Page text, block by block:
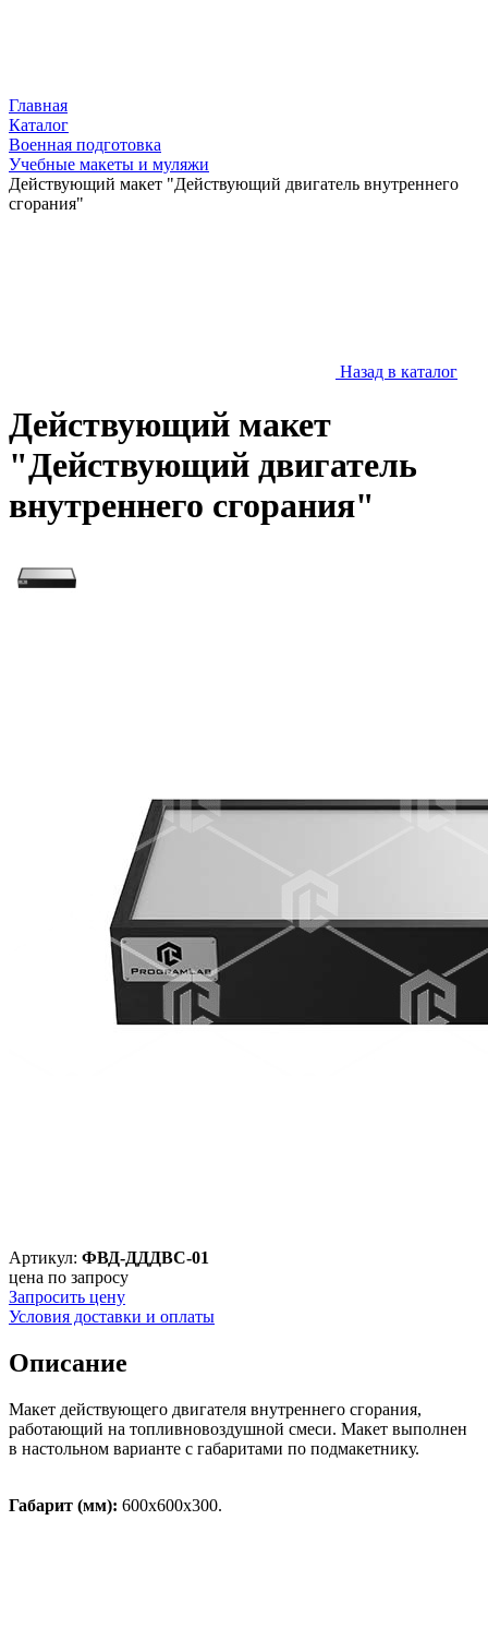
Главная
Каталог
Военная подготовка
Учебные макеты и муляжи
Действующий макет "Действующий двигатель внутреннего
сгорания"
Назад в каталог
Действующий макет
"Действующий двигатель
внутреннего сгорания"
Артикул: ФВД-ДДДВС-01
цена по запросу
Запросить цену
Условия доставки и оплаты
Описание
Макет действующего двигателя внутреннего сгорания,
работающий на топливновоздушной смеси. Макет выполнен
в настольном варианте с габаритами по подмакетнику.
Габарит (мм): 600х600х300.